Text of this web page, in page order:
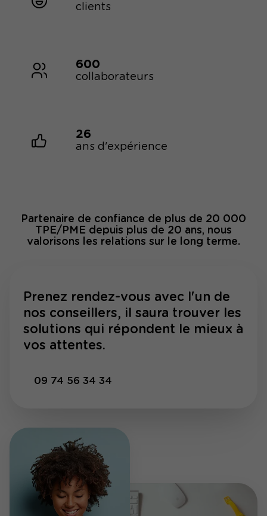
clients
600
collaborateurs
26
ans d'expérience
Partenaire de confiance de plus de 20 000
TPE/PME depuis plus de 20 ans, nous
valorisons les relations sur le long terme.
Prenez rendez-vous avec l'un de
nos conseillers, il saura trouver les
solutions qui répondent le mieux à
vos attentes.
09 74 56 34 34